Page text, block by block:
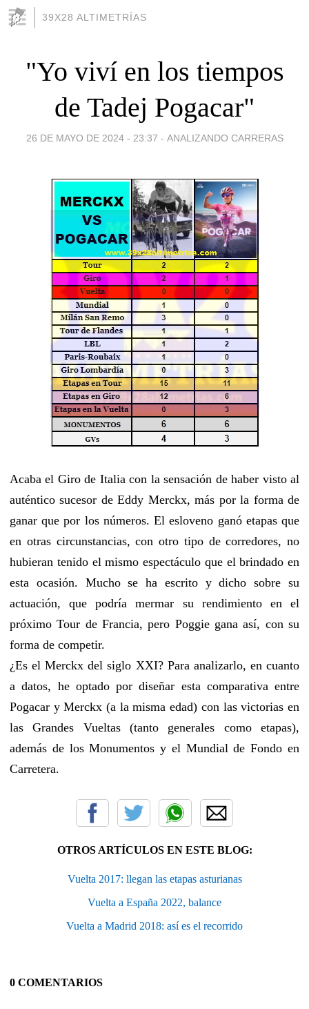
39X28 ALTIMETRÍAS
"Yo viví en los tiempos
de Tadej Pogacar"
26 DE MAYO DE 2024 - 23:37 - ANALIZANDO CARRERAS
Acaba el Giro de Italia con la sensación de haber visto al
auténtico sucesor de Eddy Merckx, más por la forma de
ganar que por los números. El esloveno ganó etapas que
en otras circunstancias, con otro tipo de corredores, no
hubieran tenido el mismo espectáculo que el brindado en
esta ocasión. Mucho se ha escrito y dicho sobre su
actuación, que podría mermar su rendimiento en el
próximo Tour de Francia, pero Poggie gana así, con su
forma de competir.
¿Es el Merckx del siglo XXI? Para analizarlo, en cuanto
a datos, he optado por diseñar esta comparativa entre
Pogacar y Merckx (a la misma edad) con las victorias en
las Grandes Vueltas (tanto generales como etapas),
además de los Monumentos y el Mundial de Fondo en
Carretera.
OTROS ARTÍCULOS EN ESTE BLOG:
Vuelta 2017: llegan las etapas asturianas
Vuelta a España 2022, balance
Vuelta a Madrid 2018: así es el recorrido
0 COMENTARIOS